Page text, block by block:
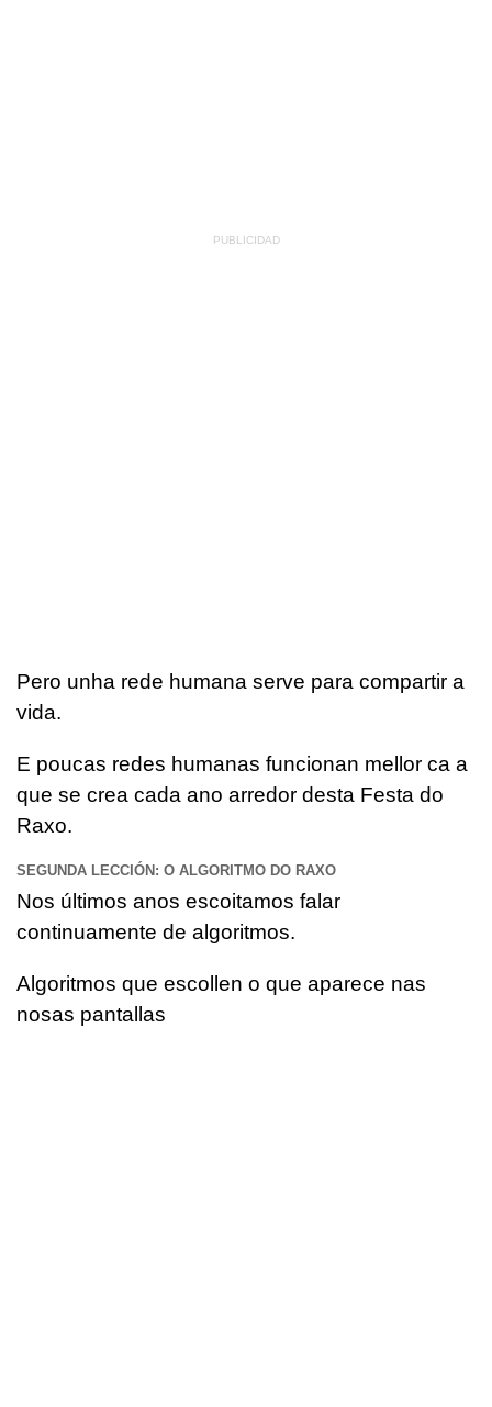
Pero unha rede humana serve para compartir a
vida.
E poucas redes humanas funcionan mellor ca a
que se crea cada ano arredor desta Festa do
Raxo.
SEGUNDA LECCIÓN: O ALGORITMO DO RAXO
Nos últimos anos escoitamos falar
continuamente de algoritmos.
Algoritmos que escollen o que aparece nas
nosas pantallas